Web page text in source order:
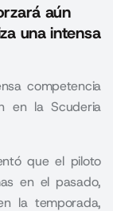
aún
una intensa
competencia
en la Scuderia
que el piloto
en el pasado,
la temporada,